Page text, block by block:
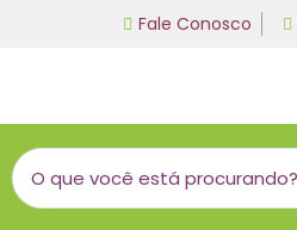
Fale Conosco